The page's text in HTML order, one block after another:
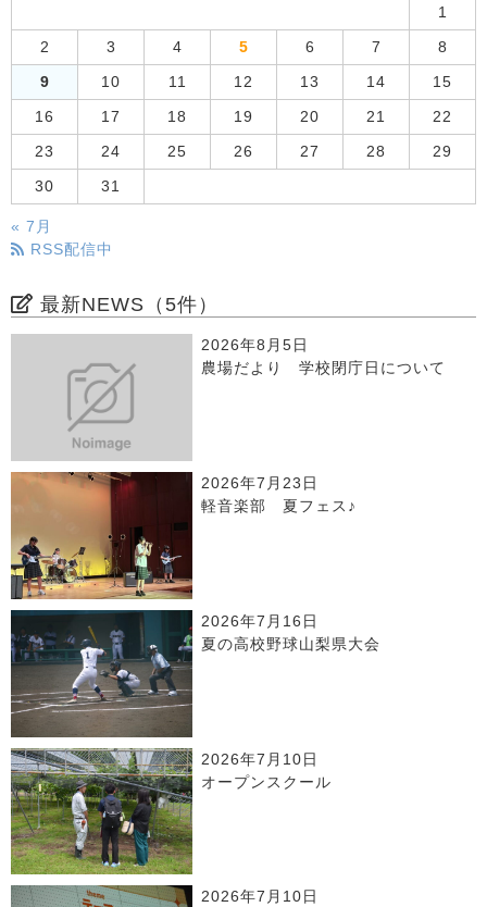
1
2 3 4 5 6 7 8
9 10 11 12 13 14 15
16 17 18 19 20 21 22
23 24 25 26 27 28 29
30 31
« 7月
RSS配信中
最新NEWS（5件）
2026年8月5日
農場だより 学校閉庁日について
2026年7月23日
軽音楽部 夏フェス♪
2026年7月16日
夏の高校野球山梨県大会
2026年7月10日
オープンスクール
2026年7月10日